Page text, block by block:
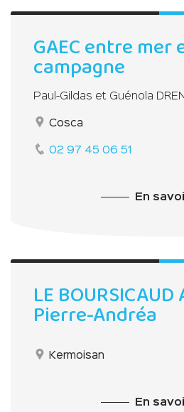
GAEC entre mer
campagne
Paul-Gildas et Guénola
Cosca
02 97 45 06 51
En
LE BOURSICAUD
Pierre-Andréa
Kermoisan
En